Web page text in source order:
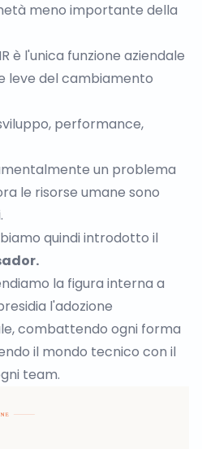
meno importante della
è l'unica funzione aziendale
leve del cambiamento
performance,
un problema
le risorse umane sono
quindi introdotto il
la figura interna a
l'adozione
combattendo ogni forma
il mondo tecnico con il
team.